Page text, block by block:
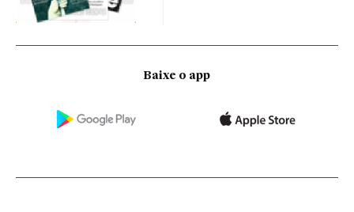
Baixe o app